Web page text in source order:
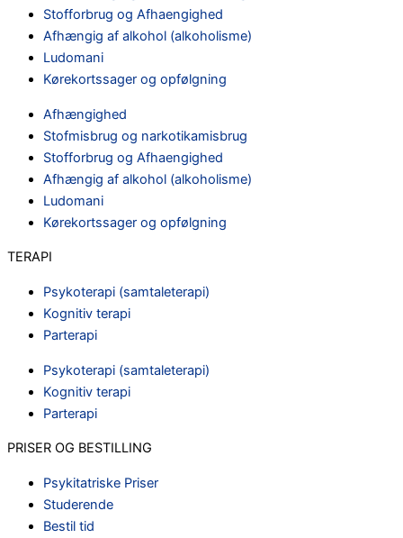
Stofforbrug og Afhaengighed
Afhængig af alkohol (alkoholisme)
Ludomani
Kørekortssager og opfølgning
Afhængighed
Stofmisbrug og narkotikamisbrug
Stofforbrug og Afhaengighed
Afhængig af alkohol (alkoholisme)
Ludomani
Kørekortssager og opfølgning
TERAPI
Psykoterapi (samtaleterapi)
Kognitiv terapi
Parterapi
Psykoterapi (samtaleterapi)
Kognitiv terapi
Parterapi
PRISER OG BESTILLING
Psykitatriske Priser
Studerende
Bestil tid